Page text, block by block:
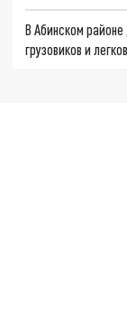
В Абинском
грузовиков и